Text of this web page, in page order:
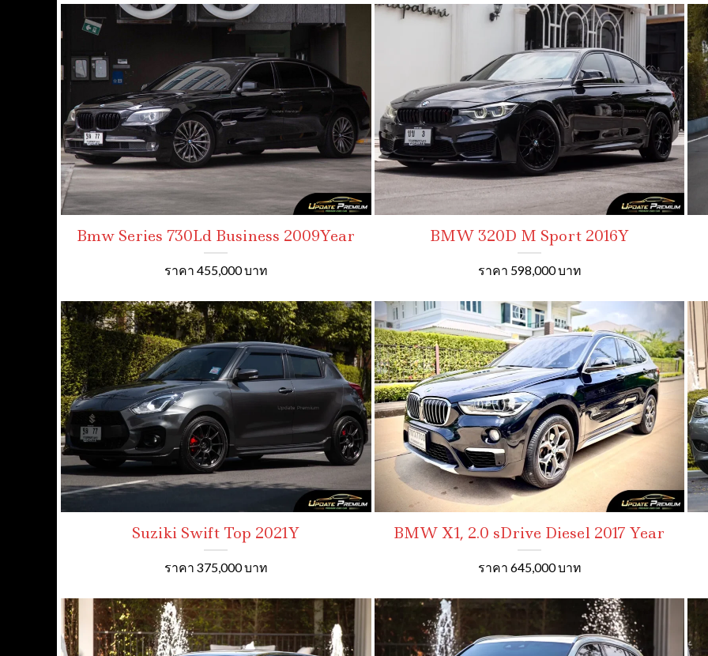
Bmw Series 730Ld Business 2009Year
ราคา 455,000 บาท
BMW 320D M Sport 2016Y
ราคา 598,000 บาท
Suziki Swift Top 2021Y
ราคา 375,000 บาท
BMW X1, 2.0 sDrive Diesel 2017 Year
ราคา 645,000 บาท